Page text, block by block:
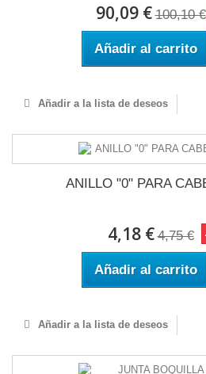
90,09 € 100,10 €
Añadir al carrito
Añadir a la lista de deseos
ANILLO "0" PARA
4,18 € 4,75 €
Añadir al carrito
Añadir a la lista de deseos